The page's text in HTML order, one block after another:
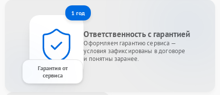
1 год
Гарантия от
сервиса
Ответственность с гарантией
Оформляем гарантию сервиса —
условия зафиксированы в договоре
и понятны заранее.